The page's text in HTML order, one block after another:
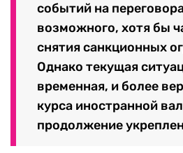
событий на
возможного, хотя бы
снятия санкционных
Однако текущая
временная, и более
курса иностранной
продолжение